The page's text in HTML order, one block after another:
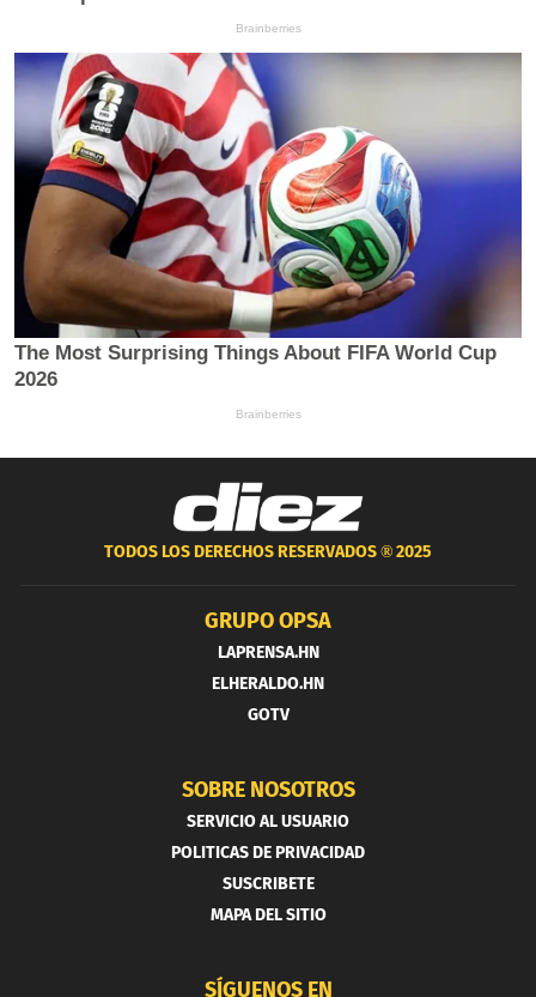
TODOS LOS DERECHOS RESERVADOS ®2025
GRUPO OPSA
LAPRENSA.HN
ELHERALDO.HN
GOTV
SOBRE NOSOTROS
SERVICIO AL USUARIO
POLITICAS DE PRIVACIDAD
SUSCRIBETE
MAPA DEL SITIO
SÍGUENOS EN